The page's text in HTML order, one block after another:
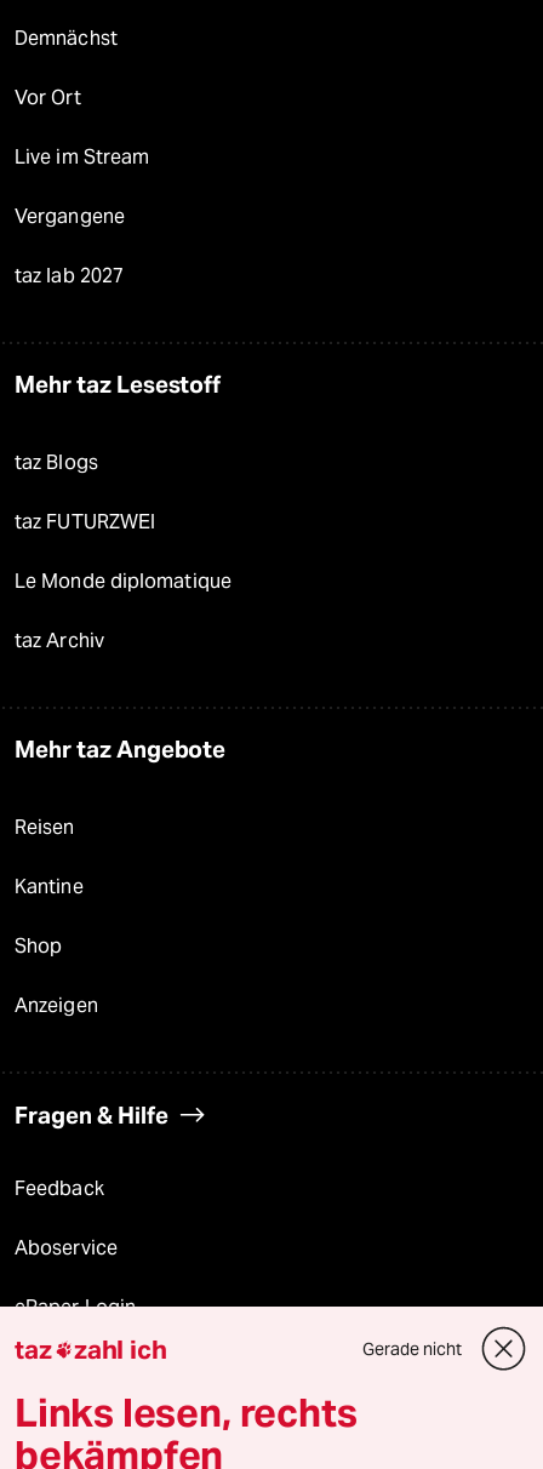
Demnächst
Vor Ort
Live im Stream
Vergangene
taz lab 2027
Mehr taz Lesestoff
taz Blogs
taz FUTURZWEI
Le Monde diplomatique
taz Archiv
Mehr taz Angebote
Reisen
Kantine
Shop
Anzeigen
Fragen & Hilfe
Feedback
Aboservice
ePaper Login
Downloads für Abonnierende
taz zahl ich Gerade nicht
Links lesen, rechts
bekämpfen